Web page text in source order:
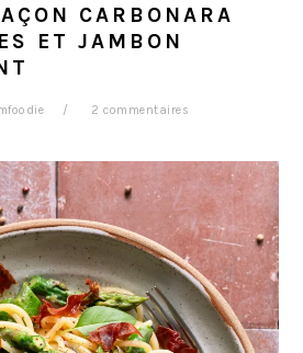
CARBONARA
ET JAMBON
2 commentaires